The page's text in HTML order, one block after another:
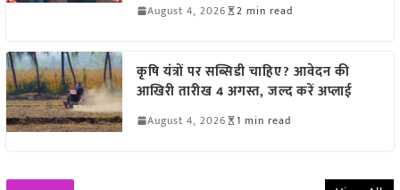
August 4, 2026 2 min read
कृषि यंत्रों पर सब्सिडी चाहिए? आवेदन की
आखिरी तारीख 4 अगस्त, जल्द करें अप्लाई
August 4, 2026 1 min read